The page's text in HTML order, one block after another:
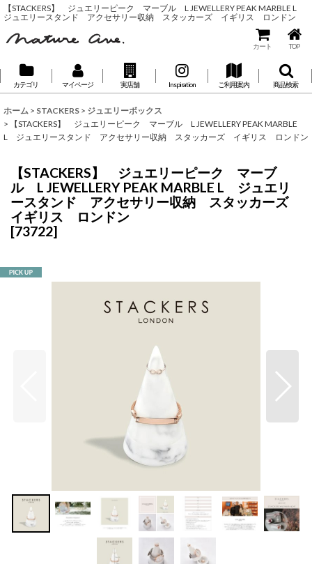
【STACKERS】 ジュエリーピーク マーブル L JEWELLERY PEAK MARBLE L
ジュエリースタンド アクセサリー収納 スタッカーズ イギリス ロンドン
カート TOP
カテゴリ マイページ 実店舗 Inspiration ご利用案内 商品検索
ホーム > STACKERS > ジュエリーボックス
>
【STACKERS】 ジュエリーピーク マーブル L JEWELLERY PEAK MARBLE
L ジュエリースタンド アクセサリー収納 スタッカーズ イギリス ロンドン
【STACKERS】 ジュエリーピーク マーブ
ル L JEWELLERY PEAK MARBLE L ジュエリ
ースタンド アクセサリー収納 スタッカーズ
イギリス ロンドン
[73722]